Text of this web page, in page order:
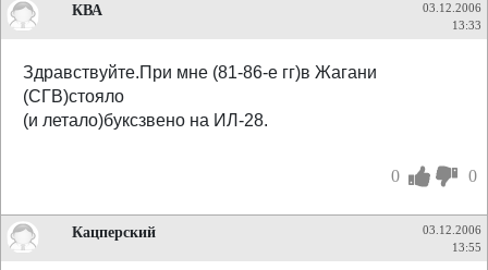
КВА
03.12.2006
13:33
Здравствуйте.При мне (81-86-е гг)в Жагани
(СГВ)стояло
(и летало)буксзвено на ИЛ-28.
0 0
Кацперский
03.12.2006
13:55